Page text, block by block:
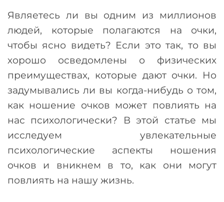
Являетесь ли вы одним из миллионов
людей, которые полагаются на очки,
чтобы ясно видеть? Если это так, то вы
хорошо осведомлены о физических
преимуществах, которые дают очки. Но
задумывались ли вы когда-нибудь о том,
как ношение очков может повлиять на
нас психологически? В этой статье мы
исследуем увлекательные
психологические аспекты ношения
очков и вникнем в то, как они могут
повлиять на нашу жизнь.